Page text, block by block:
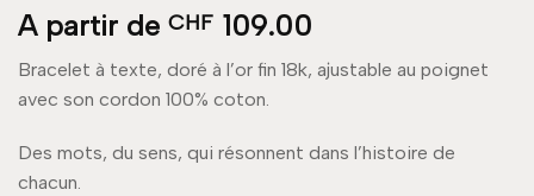
A partir de CHF 109.00
Bracelet à texte, doré à l’or fin 18k, ajustable au poignet
avec son cordon 100% coton.
Des mots, du sens, qui résonnent dans l’histoire de
chacun.